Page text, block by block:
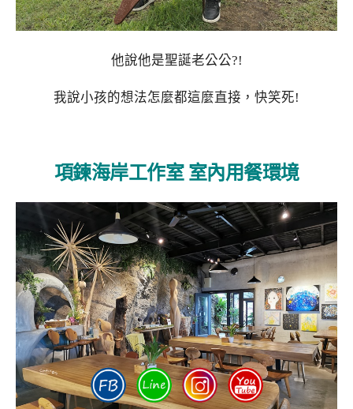
他說他是聖誕老公公?!
我說小孩的想法怎麼都這麼直接，快笑死!
項鍊海岸工作室 室內用餐環境